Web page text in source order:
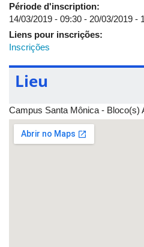
Période d'inscription:
14/03/2019 - 09:30 - 20/03/2019 -
Liens pour inscrições:
Inscrições
Lieu
Campus Santa Mônica - Bloco(s)